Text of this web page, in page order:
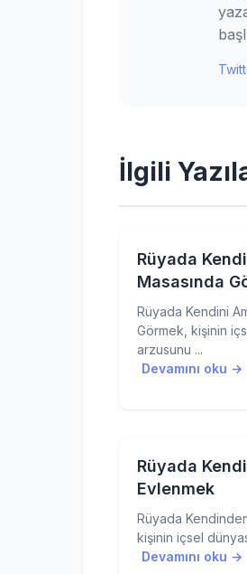
İlgili
Rüyada
Masasında
Rüyada Kendini
Görmek, kişinin
arzusunu ...
Devamını oku →
Rüyada
Evlenmek
Rüyada
kişinin içsel
Devamını oku →